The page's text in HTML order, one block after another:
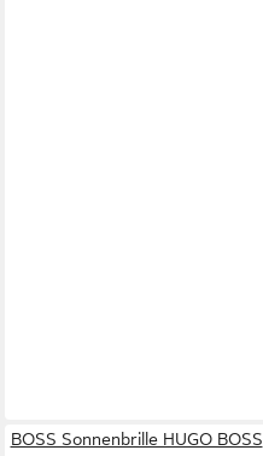
BOSS Sonnenbrille HUGO BOSS